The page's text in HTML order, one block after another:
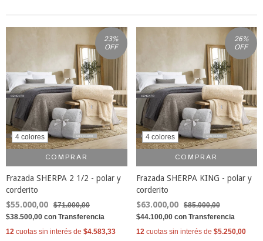
23%
OFF
4 colores
COMPRAR
Frazada SHERPA 2 1/2 - polar y
corderito
$55.000,00
$71.000,00
$38.500,00 con Transferencia
12 cuotas sin interés de $4.583,33
26%
OFF
4 colores
COMPRAR
Frazada SHERPA KING - polar y
corderito
$63.000,00
$85.000,00
$44.100,00 con Transferencia
12 cuotas sin interés de $5.250,00